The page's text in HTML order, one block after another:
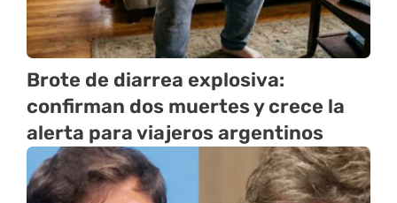
Brote de diarrea explosiva:
confirman dos muertes y crece la
alerta para viajeros argentinos